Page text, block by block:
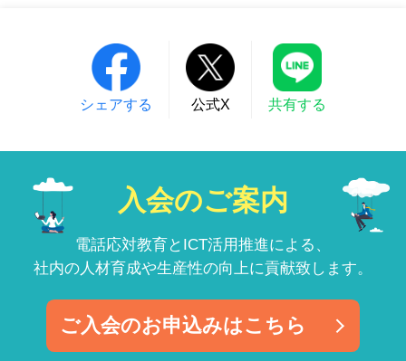
シェアする 公式X 共有する
入会のご案内
電話応対教育とICT活用推進による、
社内の人材育成や生産性の向上に貢献致します。
ご入会のお申込みはこちら